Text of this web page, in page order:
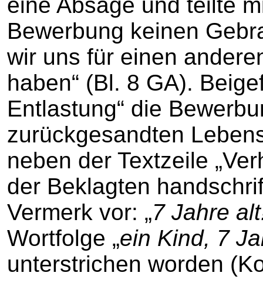
eine Absage und teilte
Bewerbung keinen
wir uns für einen
haben“ (Bl. 8 GA).
Entlastung“ die
zurückgesandten
neben der Textzeile
der Beklagten
Vermerk vor: „7 Jahre
Wortfolge „ein Kind, 7
unterstrichen worden